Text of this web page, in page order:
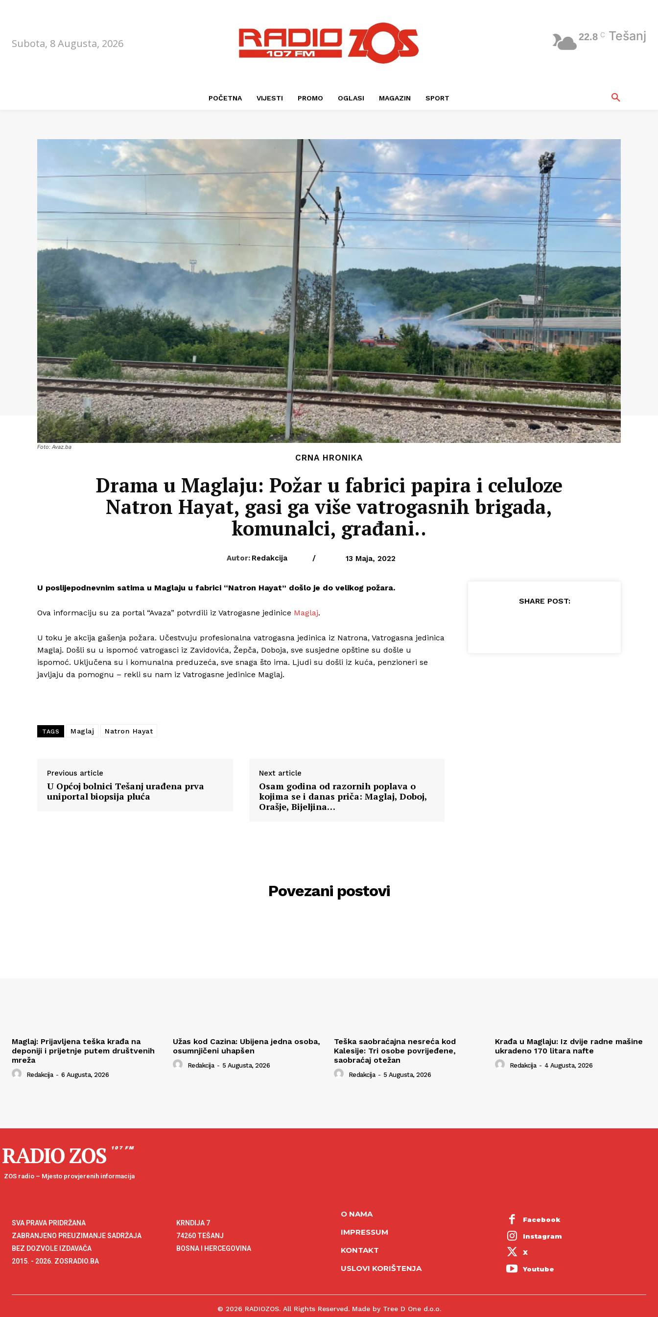
Subota, 8 Augusta, 2026
22.8 C Tešanj
POČETNA VIJESTI PROMO OGLASI MAGAZIN SPORT
Foto: Avaz.ba
CRNA HRONIKA
Drama u Maglaju: Požar u fabrici papira i celuloze
Natron Hayat, gasi ga više vatrogasnih brigada,
komunalci, građani..
Autor: Redakcija / 13 Maja, 2022
U poslijepodnevnim satima u Maglaju u fabrici “Natron Hayat” došlo je do velikog požara.
Ova informaciju su za portal “Avaza” potvrdili iz Vatrogasne jedinice Maglaj.
U toku je akcija gašenja požara. Učestvuju profesionalna vatrogasna jedinica iz Natrona, Vatrogasna jedinica
Maglaj. Došli su u ispomoć vatrogasci iz Zavidovića, Žepča, Doboja, sve susjedne opštine su došle u
ispomoć. Uključena su i komunalna preduzeća, sve snaga što ima. Ljudi su došli iz kuća, penzioneri se
javljaju da pomognu – rekli su nam iz Vatrogasne jedinice Maglaj.
TAGS Maglaj Natron Hayat
Previous article
U Općoj bolnici Tešanj urađena prva
uniportal biopsija pluća
Next article
Osam godina od razornih poplava o
kojima se i danas priča: Maglaj, Doboj,
Orašje, Bijeljina…
SHARE POST:
Povezani postovi
Maglaj: Prijavljena teška krađa na
deponiji i prijetnje putem društvenih
mreža
Redakcija - 6 Augusta, 2026
Užas kod Cazina: Ubijena jedna osoba,
osumnjičeni uhapšen
Redakcija - 5 Augusta, 2026
Teška saobraćajna nesreća kod
Kalesije: Tri osobe povrijeđene,
saobraćaj otežan
Redakcija - 5 Augusta, 2026
Krađa u Maglaju: Iz dvije radne mašine
ukradeno 170 litara nafte
Redakcija - 4 Augusta, 2026
RADIO ZOS 107 FM
ZOS radio – Mjesto provjerenih informacija
SVA PRAVA PRIDRŽANA
ZABRANJENO PREUZIMANJE SADRŽAJA
BEZ DOZVOLE IZDAVAČA
2015. - 2026. ZOSRADIO.BA
KRNDIJA 7
74260 TEŠANJ
BOSNA I HERCEGOVINA
O NAMA
IMPRESSUM
KONTAKT
USLOVI KORIŠTENJA
Facebook
Instagram
X
Youtube
© 2026 RADIOZOS. All Rights Reserved. Made by Tree D One d.o.o.